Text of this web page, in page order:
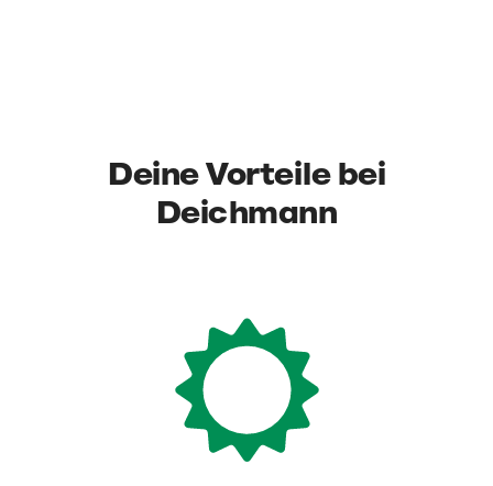
Deine Vorteile bei
Deichmann